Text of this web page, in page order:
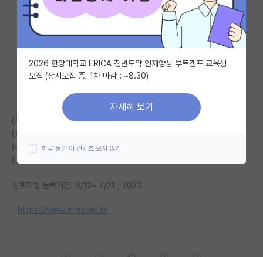
IF 명예의전당
자유 게시판(아무개랩)
미국 유학 게시판
미국 대학원 합격 후기 게시판
대학원생 모집 게시판
연구실(PI) 홍보 게시판
석박사 채용 정보 게시판
임용 정보 게시판
(개최일) 2023.08.24~26
(장 소) 충청남도 부여군 규암면 백제문로 400 롯데리조트 부여
(주최/ 주관) 대사질환조직 항상성 연구센터 (MHRC)
(URL) www.mhrc.ac.kr
심포지엄 등록기간: 6/12~ 7/21 , 2023
https://www.mhrc.ac.kr
2026 한양대학교 ERICA 청년도약 인재양성 부트캠프 교육생
모집 (상시모집 중, 1차 마감 : ~8.30)
자세히 보기
하루 동안 이 컨텐츠 보지 않기